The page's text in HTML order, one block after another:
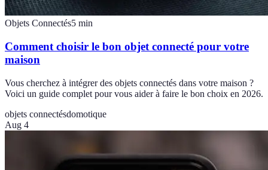
Objets Connectés5 min
Comment choisir le bon objet connecté pour votre
maison
Vous cherchez à intégrer des objets connectés dans votre maison ?
Voici un guide complet pour vous aider à faire le bon choix en 2026.
objets connectésdomotique
Aug 4